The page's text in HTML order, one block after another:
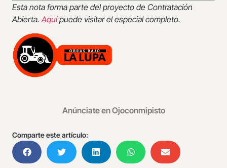
Esta nota forma parte del proyecto de Contratación
Abierta. Aquípuede visitar el especial completo.
Anúnciate en Ojoconmipisto
Comparte este artículo: